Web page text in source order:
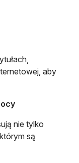
aby
nie tylko
są